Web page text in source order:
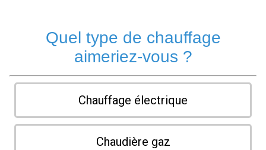
Quel type de chauffage
aimeriez-vous ?
Chauffage électrique
Chaudière gaz